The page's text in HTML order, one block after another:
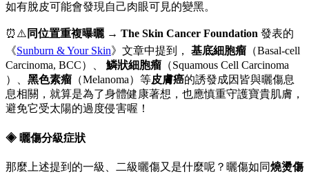
如有脫皮可能會發現自己肉眼可見的變黑。
⏰⚠️ 同位置重複曝曬 → The Skin Cancer Foundation 發表的
《Sunburn & Your Skin》文章中提到， 基底細胞瘤 （Basal-cell
Carcinoma, BCC）、 鱗狀細胞瘤 （Squamous Cell Carcinoma
）、 黑色素瘤 （Melanoma）等皮膚癌的誘發成因皆與曬傷息
息相關，就算是為了身體健康著想，也應慎重守護寶貴肌膚，
避免它受太陽的過度侵害喔！
◈ 曬傷分級症狀
那麼上述提到的一級、二級曬傷又是什麼呢？曬傷如同燒燙傷